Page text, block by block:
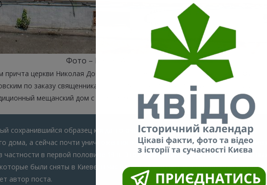
Фото – Короб Антон
церкви Николая Доброго. Построен по проекту, разработанному
по заказу священника Доброникольской церкви И.Сухобруса в 1832
мещанский дом с влиянием типичных проектов эпохи классицизма.
сохранившийся образец когда-то очень распространенного типа
дома, а сейчас почти уничтоженного. Дает представление о застройке Киева
частности в первой половине 19 в. Этот дом попал в кадры многих известных
были сняты в Киеве, в частности «Адьютант его превосходильства»,
автор поста.